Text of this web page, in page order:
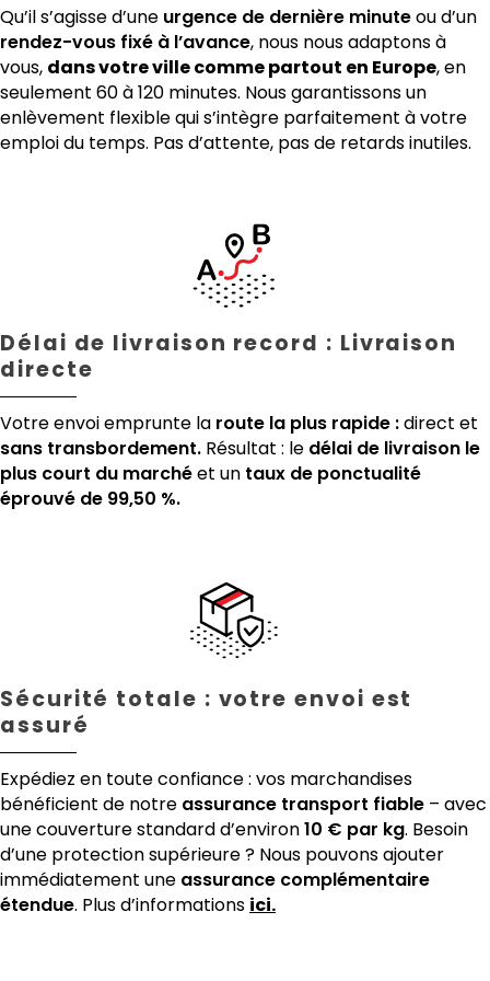
Qu’il s’agisse d’une urgence de dernière minuteou d’un
rendez-vous fixé à l’avance, nous nous adaptons à
vous, dans votre ville comme partout en Europe, en
seulement 60 à 120 minutes. Nous garantissons un
enlèvement flexible qui s’intègre parfaitement à votre
emploi du temps. Pas d’attente, pas de retards inutiles.
Délai de livraison record : Livraison
directe
Votre envoi emprunte la route la plus rapide :direct et
sans transbordement. Résultat : le délai de livraison le
plus court du marchéet un taux de ponctualité
éprouvé de 99,50 %.
Sécurité totale : votre envoi est
assuré
Expédiez en toute confiance : vos marchandises
bénéficient de notre assurance transport fiable – avec
une couverture standard d’environ10 € par kg. Besoin
d’une protection supérieure ? Nous pouvons ajouter
immédiatement une assurance complémentaire
étendue. Plus d’informations ici.